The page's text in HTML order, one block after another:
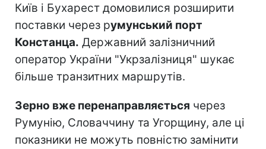
Київ і Бухарест домовилися розширити
поставки через румунський порт
Констанца. Державний залізничний
оператор України "Укрзалізниця" шукає
більше транзитних маршрутів.
Зерно вже перенаправляється через
Румунію, Словаччину та Угорщину, але ці
показники не можуть повністю замінити